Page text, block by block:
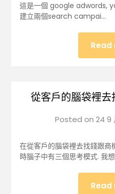
這是一個 google adwords,
建立兩個search campai…
Read
從客戶的腦袋裡
Posted on 24 9
在從客戶的腦袋裡去找錢跟
時腦子中有三個思考模式. 我
Read